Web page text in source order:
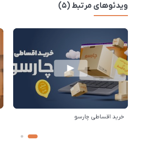
ویدئوهای مرتبط (5)
خرید اقساطی چارسو